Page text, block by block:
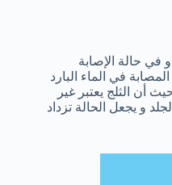
في حالة الإصابة
في الماء البارد
أن الثلج يعتبر غير
و يجعل الحالة تزداد